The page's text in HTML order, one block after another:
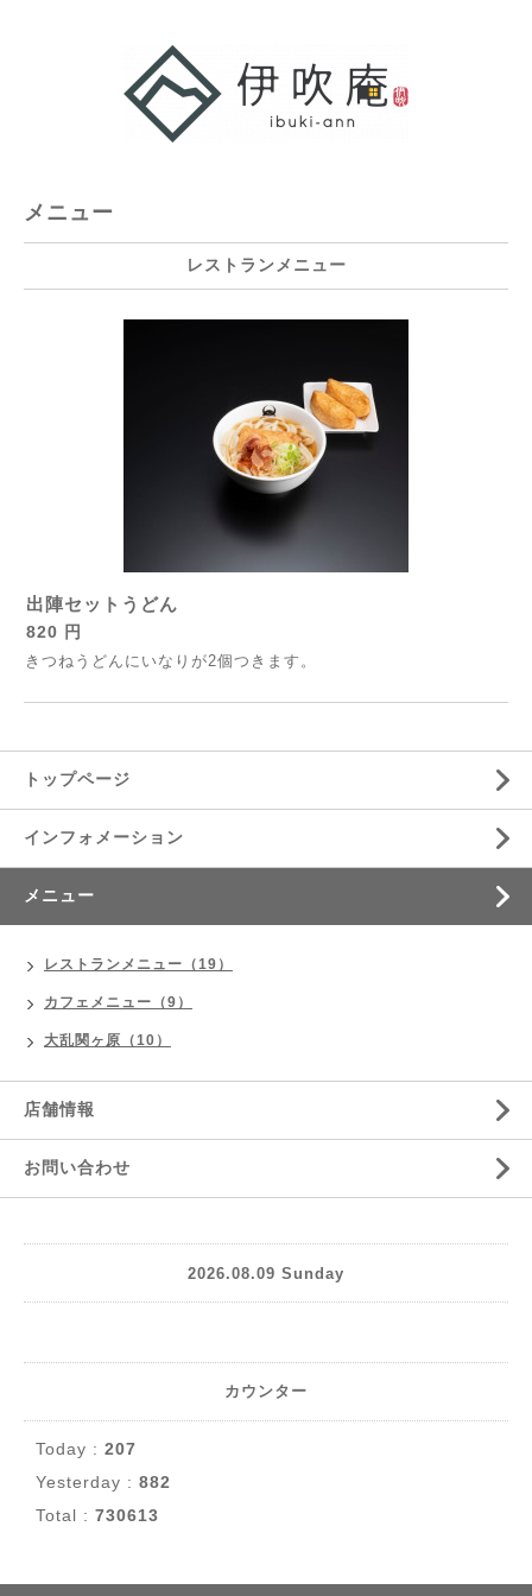
メニュー
レストランメニュー
出陣セットうどん
820 円
きつねうどんにいなりが2個つきます。
トップページ
インフォメーション
メニュー
レストランメニュー（19）
カフェメニュー（9）
大乱関ヶ原（10）
店舗情報
お問い合わせ
2026.08.09 Sunday
カウンター
Today : 207
Yesterday : 882
Total : 730613